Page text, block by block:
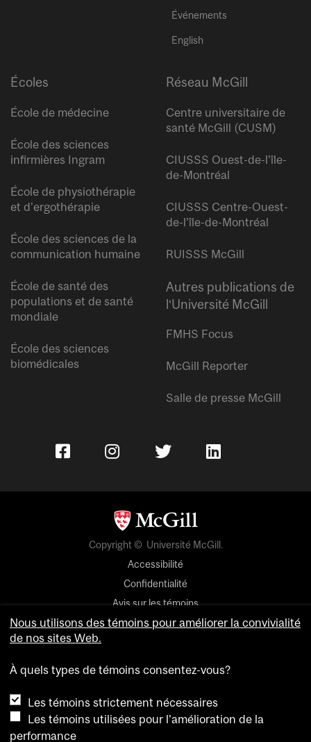
Événements
English
Écoles
École de médecine
École des sciences
infirmières Ingram
École de physiothérapie
et d’ergothérapie
École des sciences de la
communication humaine
École de santé des
populations et de santé
mondiale
École des sciences
biomédicales
Réseau McGill
Centre universitaire de
santé McGill (CUSM)
CIUSSS Ouest-de-l’île-
de-Montréal
CIUSSS Centre-Ouest-
de-l’île-de-Montréal
RUISSS McGill
Autres publications de
l’Université McGill
FMHS Focus
McGill Reporter
Salle de presse McGill
Copyright © Université McGill.
Accessibilité
Confidentialité
Avis sur les témoins
Paramètres des témoins
Nous utilisons des témoins pour améliorer la convivialité
de nos sites Web.
À quels types de témoins consentez-vous?
Les témoins strictement nécessaires
Les témoins utilisées pour l'amélioration de la
performance